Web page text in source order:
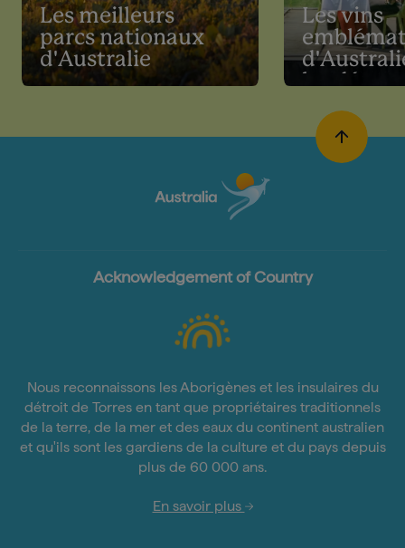
Les meilleurs
parcs nationaux
d'Australie
Les vins
les
Acknowledgement of Country
Nous reconnaissons les Aborigènes et les insulaires du
détroit de Torres en tant que propriétaires traditionnels
de la terre, de la mer et des eaux du continent australien
et qu'ils sont les gardiens de la culture et du pays depuis
plus de 60 000 ans.
En savoir plus